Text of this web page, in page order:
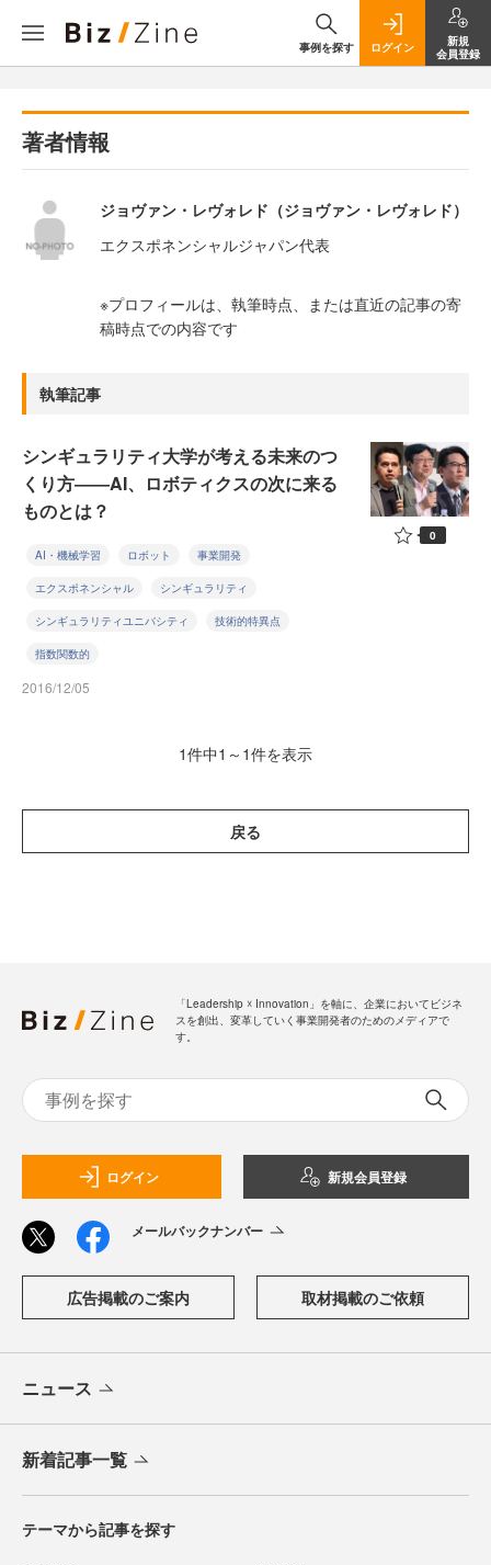
事例を探す ログイン
新規
会員登録
著者情報
ジョヴァン・レヴォレド（ジョヴァン・レヴォレド）
エクスポネンシャルジャパン代表
※プロフィールは、執筆時点、または直近の記事の寄
稿時点での内容です
執筆記事
シンギュラリティ大学が考える未来のつ
くり方――AI、ロボティクスの次に来る
ものとは？
AI・機械学習 ロボット 事業開発
エクスポネンシャル シンギュラリティ
シンギュラリティユニバシティ 技術的特異点
指数関数的
2016/12/05
0
1件中1～1件を表示
戻る
「Leadership ☓ Innovation」を軸に、企業においてビジネ
スを創出、変革していく事業開発者のためのメディアで
す。
ログイン 新規会員登録
メールバックナンバー
広告掲載のご案内 取材掲載のご依頼
ニュース
新着記事一覧
テーマから記事を探す